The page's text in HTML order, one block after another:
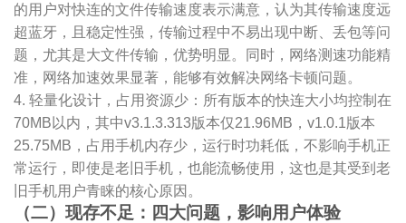
的用户对快连的文件传输速度表示满意，认为其传输速度远
超蓝牙，且稳定性强，传输过程中不易出现中断、丢包等问
题，尤其是大文件传输，优势明显。同时，网络测速功能精
准，网络加速效果显著，能够有效解决网络卡顿问题。
4. 轻量化设计，占用资源少：所有版本的快连大小均控制在
70MB以内，其中v3.1.3.313版本仅21.96MB，v1.0.1版本
25.75MB，占用手机内存少，运行时功耗低，不影响手机正
常运行，即使是老旧手机，也能流畅使用，这也是其受到老
旧手机用户青睐的核心原因。
（二）现存不足：四大问题，影响用户体验